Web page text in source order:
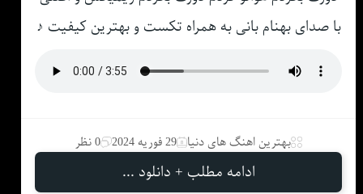
با صدای بهنام بانی به همراه تکست و بهترین کیفیت ♪
بهترین اهنگ های دنیا 29 فوریه 2024 0 نظر
ادامه مطلب + دانلود ...